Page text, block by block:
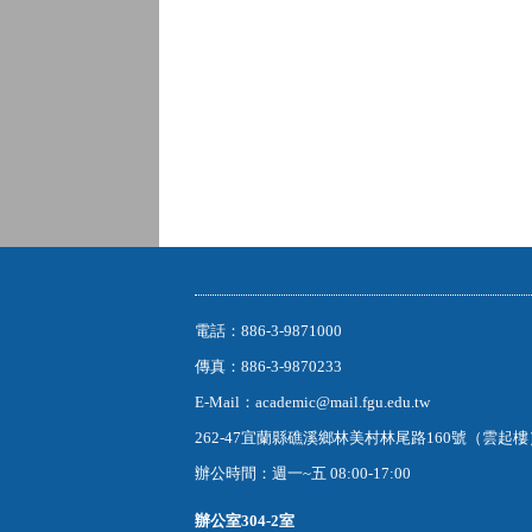
電話：886-3-9871000
傳真：886-3-9870233
E-Mail：academic@mail.fgu.edu.tw
262-47宜蘭縣礁溪鄉林美村林尾路160號（雲起
辦公時間：週一~五 08:00-17:00
辦公室304-2室